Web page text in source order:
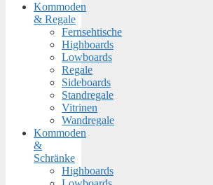
Kommoden
& Regale
Fernsehtische
Highboards
Lowboards
Regale
Sideboards
Standregale
Vitrinen
Wandregale
Kommoden
&
Schränke
Highboards